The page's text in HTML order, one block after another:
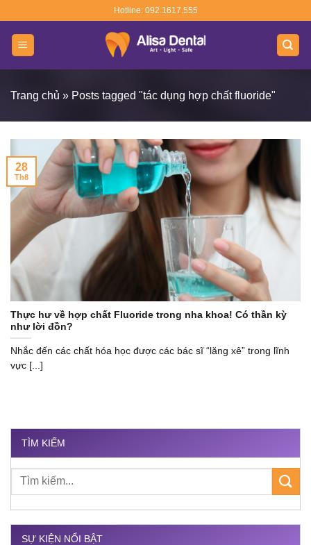
content
Hotline: 092.1617.555
Trang chủ » Posts tagged "tác dụng hợp chất fluoride"
Thực hư về hợp chất Fluoride trong nha khoa! Có thần kỳ
như lời đồn?
Nhắc đến các chất hóa học được các bác sĩ “lăng xê” trong lĩnh
vực [...]
28
Th8
TÌM KIẾM
SỰ KIỆN NỔI BẬT